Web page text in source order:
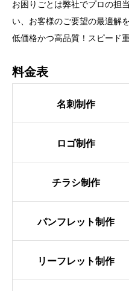
お困りごとは弊社でプロの担
い、お客様のご要望の最適解
低価格かつ高品質！スピード重
料金表
名刺制作
ロゴ制作
チラシ制作
パンフレット制作
リーフレット制作